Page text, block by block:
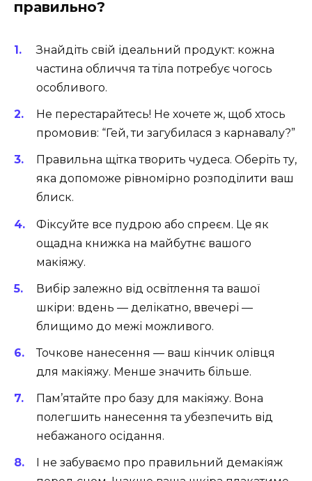
правильно?
Знайдіть свій ідеальний продукт: кожна
частина обличчя та тіла потребує чогось
особливого.
Не перестарайтесь! Не хочете ж, щоб хтось
промовив: “Гей, ти загубилася з карнавалу?”
Правильна щітка творить чудеса. Оберіть ту,
яка допоможе рівномірно розподілити ваш
блиск.
Фіксуйте все пудрою або спреєм. Це як
ощадна книжка на майбутнє вашого
макіяжу.
Вибір залежно від освітлення та вашої
шкіри: вдень — делікатно, ввечері —
блищимо до межі можливого.
Точкове нанесення — ваш кінчик олівця
для макіяжу. Менше значить більше.
Пам’ятайте про базу для макіяжу. Вона
полегшить нанесення та убезпечить від
небажаного осідання.
І не забуваємо про правильний демакіяж